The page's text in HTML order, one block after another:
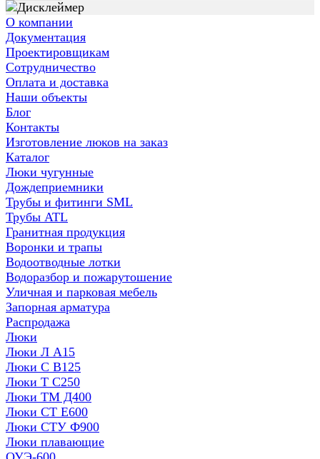
О компании
Документация
Проектировщикам
Сотрудничество
Оплата и доставка
Наши объекты
Блог
Контакты
Изготовление люков на заказ
Каталог
Люки чугунные
Дождеприемники
Трубы и фитинги SML
Трубы ATL
Гранитная продукция
Воронки и трапы
Водоотводные лотки
Водоразбор и пожарутошение
Уличная и парковая мебель
Запорная арматура
Распродажа
Люки
Люки Л А15
Люки С В125
Люки Т С250
Люки ТМ Д400
Люки СТ Е600
Люки СТУ Ф900
Люки плавающие